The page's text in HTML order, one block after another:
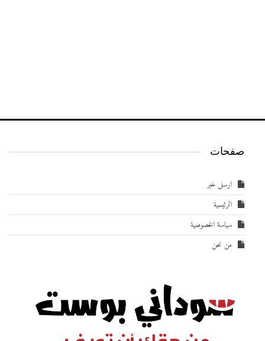
صفحات
ارسل خبر
الرئيسية
سياسة الخصوصية
من نحن